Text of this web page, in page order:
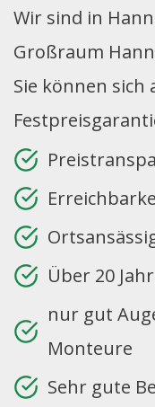
Wir sind in
Großraum
Sie können sich
Über 20
nur gut
Monteure
Sehr gute